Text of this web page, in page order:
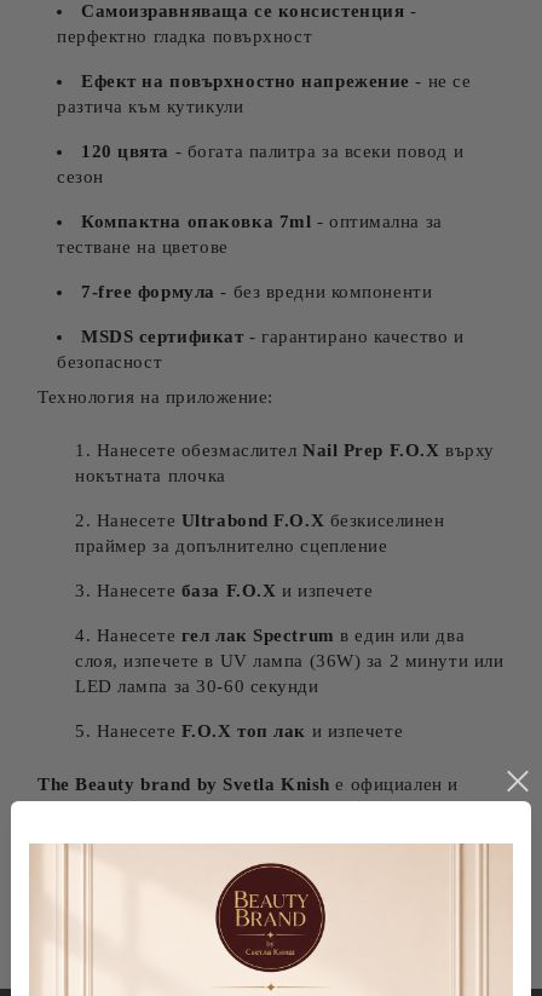
Самоизравняваща се консистенция -
перфектно гладка повърхност
Ефект на повърхностно напрежение - не се
разтича към кутикули
120 цвята - богата палитра за всеки повод и
сезон
Компактна опаковка 7ml - оптимална за
тестване на цветове
7-free формула - без вредни компоненти
MSDS сертификат - гарантирано качество и
безопасност
Технология на приложение:
Нанесете обезмаслителNail Prep F.O.X върху
нокътната плочка
Нанесете Ultrabond F.O.X безкиселинен
праймер за допълнително сцепление
Нанесете база F.O.X и изпечете
Нанесете гел лак Spectrum в един или два
слоя, изпечете в UV лампа (36W) за 2 минути или
LED лампа за 30-60 секунди
Нанесете F.O.X топ лак и изпечете
The Beauty brand by Svetla Knish е официален и
сертификати и бърза доставка в цяла България.